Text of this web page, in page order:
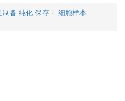
制备 纯化 保存
细胞样本